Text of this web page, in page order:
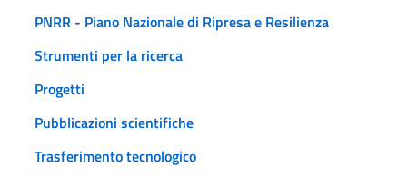
PNRR - Piano Nazionale di Ripresa e Resilienza
Strumenti per la ricerca
Progetti
Pubblicazioni scientifiche
Trasferimento tecnologico